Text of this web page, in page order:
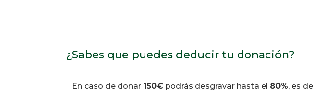
¿Sabes que puedes deducir tu donación?
En caso de donar 150€ podrás desgravar hasta el 80%, es